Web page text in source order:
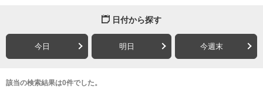
日付から探す
今日 明日 今週末
該当の検索結果は0件でした。